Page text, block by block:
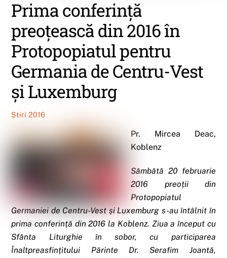
Prima conferință
preoțească din 2016 în
Protopopiatul pentru
Germania de Centru-Vest
și Luxemburg
Știri 2016
Pr. Mircea Deac,
Koblenz
Sâmbătă 20 februarie
2016 preoții din
Protopopiatul
Germaniei de Centru-Vest și Luxemburg s-au întâlnit în
prima conferință din 2016 la Koblenz. Ziua a început cu
Sfânta Liturghie în sobor, cu participarea
Înaltpreasfințitului Părinte Dr. Serafim Joantă,